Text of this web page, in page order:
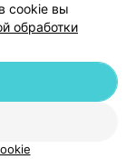
Республика Беларусь,
cookie вы
обработки